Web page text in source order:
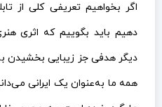
اگر بخواهیم تعریفی کلی از
دهیم باید بگوییم که اثری
دیگر هدفی جز زیبایی بخشیدن
همه ما به‌عنوان یک ایرانی